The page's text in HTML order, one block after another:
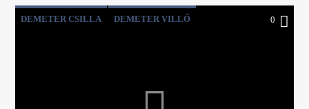
DEMETER CSILLA DEMETER VILLŐ
VÉLETLENÜL ÍRTAM EGY KÖNYVET
0